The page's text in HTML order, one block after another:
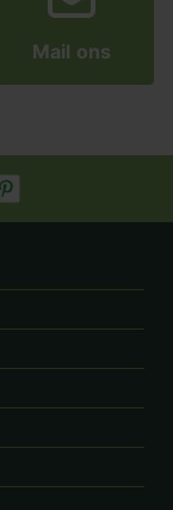
Mail ons
Instagram
op Twitter
op